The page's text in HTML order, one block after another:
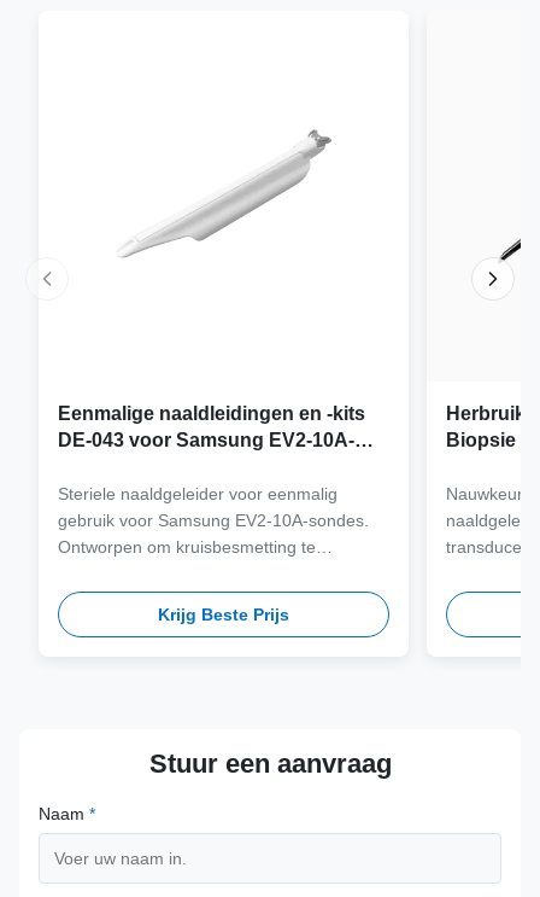
Eenmalige naaldleidingen en -kits
DE-043 voor Samsung EV2-10A-
Steriele naaldgeleider voor eenmalig
gebruik voor Samsung EV2-10A-sondes.
Ontworpen om kruisbesmetting te
stroomlijnen met naaldcompatibiliteit met
meerdere gauge.
Krijg Beste Prijs
Biopsie
meer dan
veiligheid
Stuur een aanvraag
Naam *